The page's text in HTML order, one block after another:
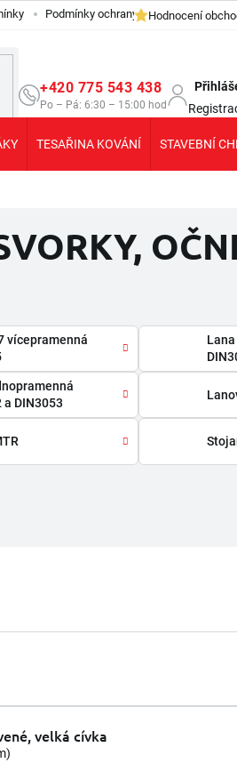
Podmínky ochrany osobních údajů
Hodnocení
+420 775 543 438
Po – Pá: 6:30 – 15:00 hod
TESAŘINA KOVÁNÍ STAVEBNÍ
vícepramenná
a DIN3053
velká cívka